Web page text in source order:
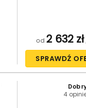
od 2 632 zł
SPRAWDŹ
4